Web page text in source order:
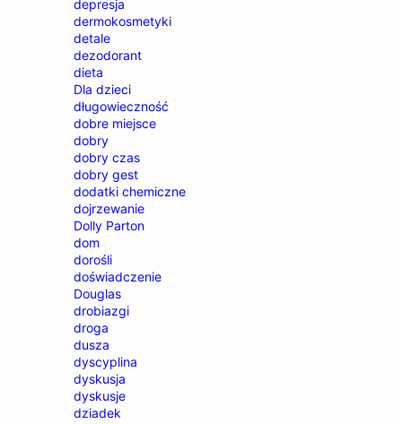
depresja
dermokosmetyki
detale
dezodorant
dieta
Dla dzieci
długowieczność
dobre miejsce
dobry
dobry czas
dobry gest
dodatki chemiczne
dojrzewanie
Dolly Parton
dom
dorośli
doświadczenie
Douglas
drobiazgi
droga
dusza
dyscyplina
dyskusja
dyskusje
dziadek